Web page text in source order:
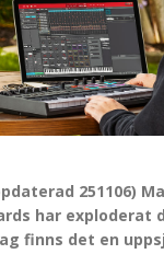
251106)
har exploderat
finns det en